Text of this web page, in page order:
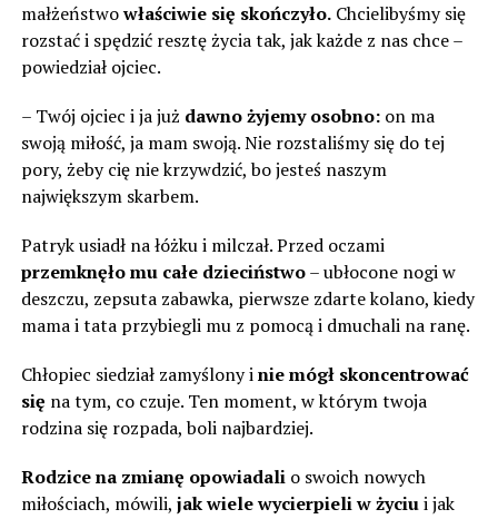
małżeństwowłaściwie się skończyło.Chcielibyśmy się
rozstać i spędzić resztę życia tak, jak każde z nas chce –
powiedział ojciec.
– Twój ojciec i ja już dawno żyjemy osobno:on ma
swoją miłość, ja mam swoją. Nie rozstaliśmy się do tej
pory, żeby cię nie krzywdzić, bo jesteś naszym
największym skarbem.
Patryk usiadł na łóżku i milczał. Przed oczami
przemknęło mu całe dzieciństwo– ubłocone nogi w
deszczu, zepsuta zabawka, pierwsze zdarte kolano, kiedy
mama i tata przybiegli mu z pomocą i dmuchali na ranę.
Chłopiec siedział zamyślony inie mógł skoncentrować
się na tym, co czuje. Ten moment, w którym twoja
rodzina się rozpada, boli najbardziej.
Rodzice na zmianę opowiadalio swoich nowych
miłościach, mówili, jak wiele wycierpieli w życiui jak